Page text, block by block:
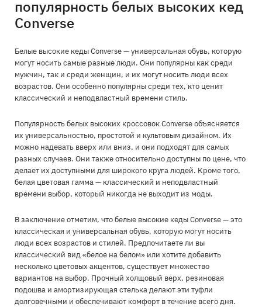
популярность белых высоких кед
Converse
Белые высокие кеды Converse — универсальная обувь, которую
могут носить самые разные люди. Они популярны как среди
мужчин, так и среди женщин, и их могут носить люди всех
возрастов. Они особенно популярны среди тех, кто ценит
классический и неподвластный времени стиль.
Популярность белых высоких кроссовок Converse объясняется
их универсальностью, простотой и культовым дизайном. Их
можно надевать вверх или вниз, и они подходят для самых
разных случаев. Они также относительно доступны по цене, что
делает их доступными для широкого круга людей. Кроме того,
белая цветовая гамма — классический и неподвластный
времени выбор, который никогда не выходит из моды.
В заключение отметим, что белые высокие кеды Converse — это
классическая и универсальная обувь, которую могут носить
люди всех возрастов и стилей. Предпочитаете ли вы
классический вид «белое на белом» или хотите добавить
несколько цветовых акцентов, существует множество
вариантов на выбор. Прочный холщовый верх, резиновая
подошва и амортизирующая стелька делают эти туфли
долговечными и обеспечивают комфорт в течение всего дня.